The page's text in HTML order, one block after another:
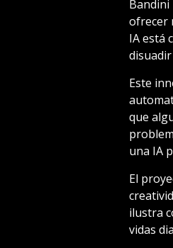
Bandini
ofrecer
IA está
Este
que
una IA
El
ilustra
vidas